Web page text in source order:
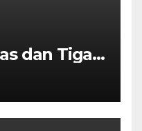
dan Tiga
Warga